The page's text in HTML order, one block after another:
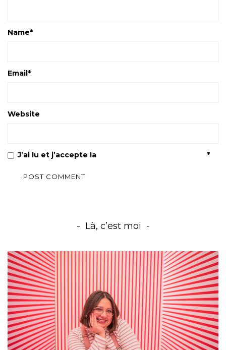
Name*
Email*
Website
J’ai lu et j’accepte la *
Là, c’est moi